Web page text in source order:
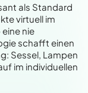
als Standard
virtuell im
nie
schafft einen
Sessel, Lampen
im individuellen